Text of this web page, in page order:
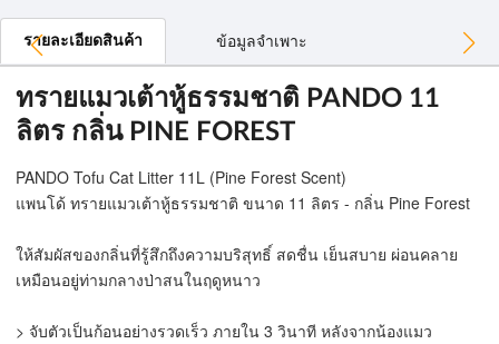
รายละเอียดสินค้า ข้อมูลจำเพาะ
ทรายแมวเต้าหู้ธรรมชาติ PANDO 11
ลิตร กลิ่น PINE FOREST
PANDO Tofu Cat Litter 11L (Pine Forest Scent)
แพนโด้ ทรายแมวเต้าหู้ธรรมชาติ ขนาด 11 ลิตร - กลิ่น Pine Forest
ให้สัมผัสของกลิ่นที่รู้สึกถึงความบริสุทธิ์ สดชื่น เย็นสบาย ผ่อนคลาย
เหมือนอยู่ท่ามกลางป่าสนในฤดูหนาว
> จับตัวเป็นก้อนอย่างรวดเร็ว ภายใน 3 วินาที หลังจากน้องแมว